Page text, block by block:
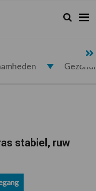
Zoeken...
Zoek
stabiel, ruw